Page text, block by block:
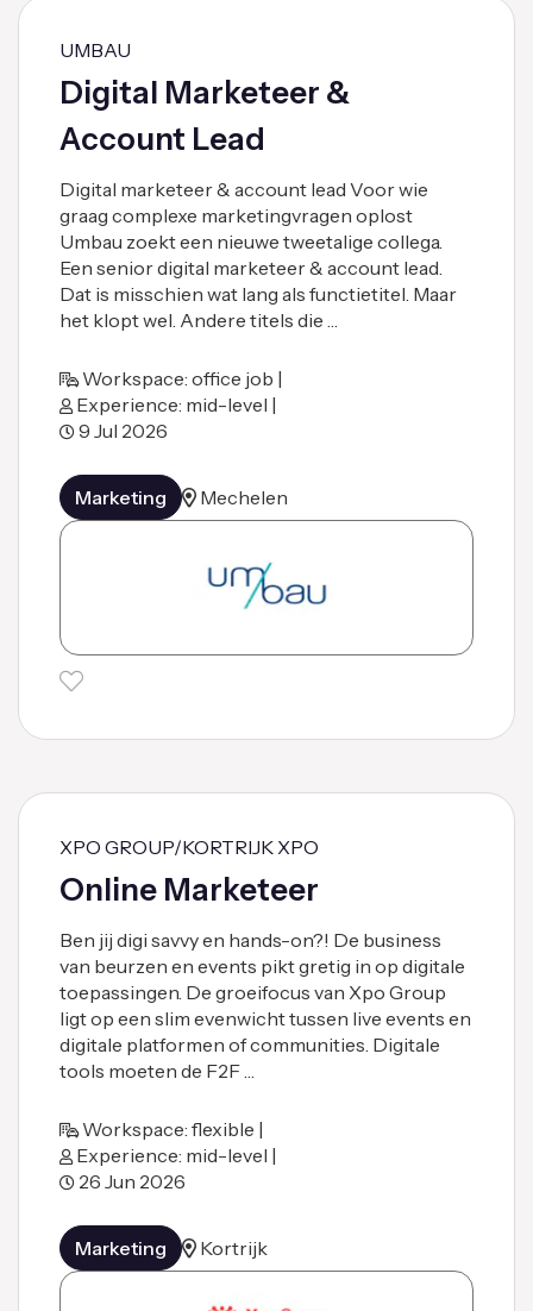
UMBAU
Digital Marketeer &
Account Lead
Digital marketeer & account lead Voor wie
graag complexe marketingvragen oplost
Umbau zoekt een nieuwe tweetalige collega.
Een senior digital marketeer & account lead.
Dat is misschien wat lang als functietitel. Maar
het klopt wel. Andere titels die …
Workspace: office job |
Experience: mid-level |
9 Jul 2026
Marketing Mechelen
XPO GROUP/KORTRIJK XPO
Online Marketeer
Ben jij digi savvy en hands-on?! De business
van beurzen en events pikt gretig in op digitale
toepassingen. De groeifocus van Xpo Group
ligt op een slim evenwicht tussen live events en
digitale platformen of communities. Digitale
tools moeten de F2F …
Workspace: flexible |
Experience: mid-level |
26 Jun 2026
Marketing Kortrijk